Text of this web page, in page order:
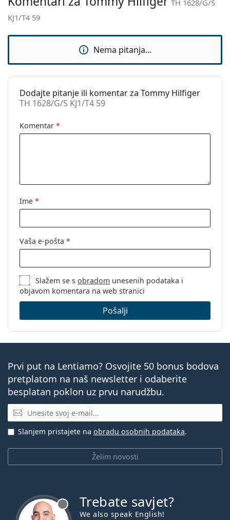
Upotreba:
Moda
TH 1628/G/S
KJ1/T4 59
Nema pitanja...
Dodajte pitanje ili komentar za Tommy Hilfiger
TH 1628/G/S KJ1/T4 59
Komentar *
Ime *
Vaša e-pošta *
Slažem se sobradom unesenih podataka i
objavom komentara na web stranici
Pošalji
Prvi put na Lentiamo? Osvojite 50 bonus bodova
pretplatom na naš newsletter i odaberite
besplatan poklon uz prvu narudžbu.
E-mail
Želim novosti
Slanjem pristajete na obradu osobnih podataka.
Trebate savjet?
We also speak English!